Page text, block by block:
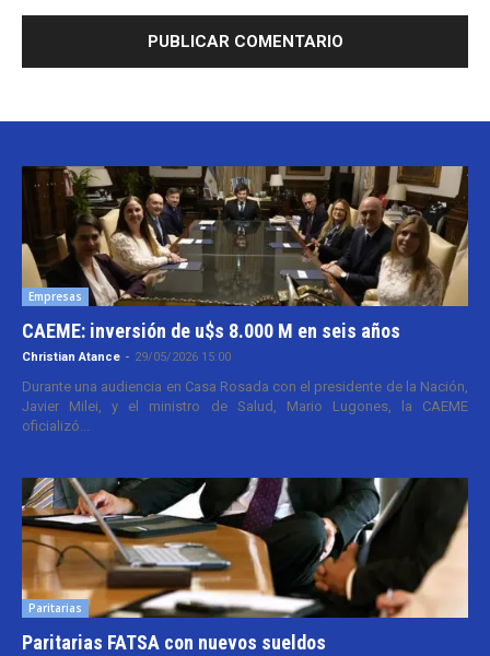
Empresas
CAEME: inversión de u$s 8.000 M en seis años
Christian Atance - 29/05/2026 15:00
Durante una audiencia en Casa Rosada con el presidente de la Nación,
Javier Milei, y el ministro de Salud, Mario Lugones, la CAEME
oficializó...
Paritarias
Paritarias FATSA con nuevos sueldos